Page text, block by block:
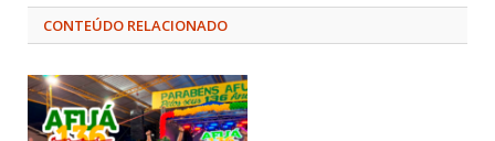
CONTEÚDO RELACIONADO